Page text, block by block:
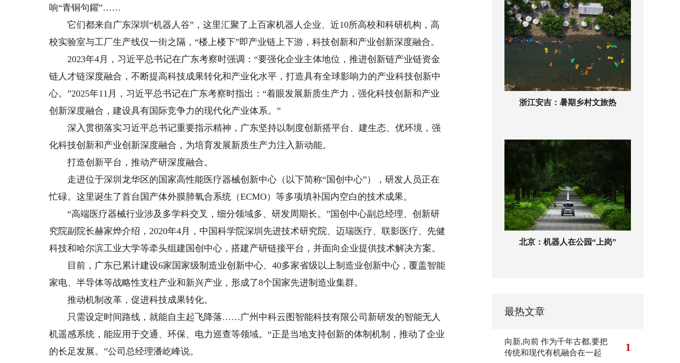
响“青铜句鑃”……
它们都来自广东深圳“机器人谷”，这里汇聚了上百家机器人企业、近10所高校和科研机构，高
校实验室与工厂生产线仅一街之隔，“楼上楼下”即产业链上下游，科技创新和产业创新深度融合。
2023年4月，习近平总书记在广东考察时强调：“要强化企业主体地位，推进创新链产业链资金
链人才链深度融合，不断提高科技成果转化和产业化水平，打造具有全球影响力的产业科技创新中
心。”2025年11月，习近平总书记在广东考察时指出：“着眼发展新质生产力，强化科技创新和产业
创新深度融合，建设具有国际竞争力的现代化产业体系。”
深入贯彻落实习近平总书记重要指示精神，广东坚持以制度创新搭平台、建生态、优环境，强
化科技创新和产业创新深度融合，为培育发展新质生产力注入新动能。
打造创新平台，推动产研深度融合。
走进位于深圳龙华区的国家高性能医疗器械创新中心（以下简称“国创中心”），研发人员正在
忙碌。这里诞生了首台国产体外膜肺氧合系统（ECMO）等多项填补国内空白的技术成果。
“高端医疗器械行业涉及多学科交叉，细分领域多、研发周期长。”国创中心副总经理、创新研
究院副院长赫家烨介绍，2020年4月，中国科学院深圳先进技术研究院、迈瑞医疗、联影医疗、先健
科技和哈尔滨工业大学等牵头组建国创中心，搭建产研链接平台，并面向企业提供技术解决方案。
目前，广东已累计建设6家国家级制造业创新中心、40多家省级以上制造业创新中心，覆盖智能
家电、半导体等战略性支柱产业和新兴产业，形成了8个国家先进制造业集群。
推动机制改革，促进科技成果转化。
只需设定时间路线，就能自主起飞降落……广州中科云图智能科技有限公司新研发的智能无人
机遥感系统，能应用于交通、环保、电力巡查等领域。“正是当地支持创新的体制机制，推动了企业
的长足发展。”公司总经理潘屹峰说。
浙江安吉：暑期乡村文旅热
北京：机器人在公园“上岗”
最热文章
向新,向前 作为千年古都,要把
传统和现代有机融合在一起
1